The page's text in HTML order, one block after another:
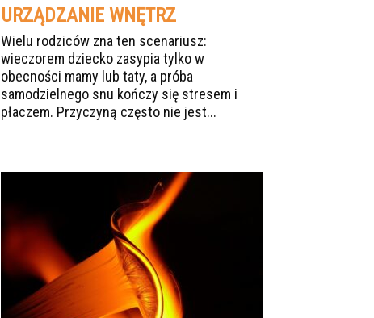
URZĄDZANIE WNĘTRZ
Wielu rodziców zna ten scenariusz:
wieczorem dziecko zasypia tylko w
obecności mamy lub taty, a próba
samodzielnego snu kończy się stresem i
płaczem. Przyczyną często nie jest...